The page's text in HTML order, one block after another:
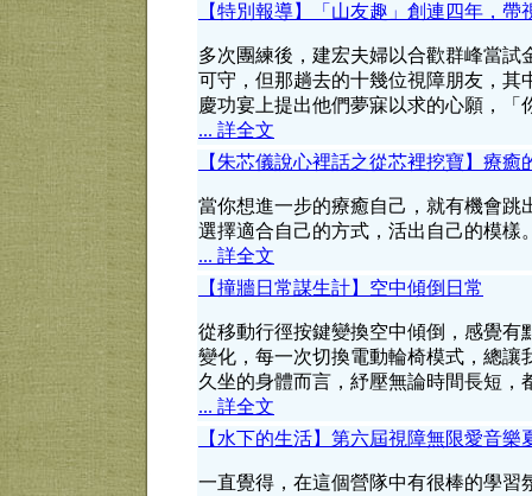
【特別報導】「山友趣」創連四年，
多次團練後，建宏夫婦以合歡群峰當
可守，但那趟去的十幾位視障朋友，
慶功宴上提出他們夢寐以求的心願，「
... 詳全文
【朱芯儀說心裡話之從芯裡挖寶】療
當你想進一步的療癒自己，就有機會
選擇適合自己的方式，活出自己的模樣
... 詳全文
【撞牆日常謀生計】空中傾倒日常
從移動行徑按鍵變換空中傾倒，感覺
變化，每一次切換電動輪椅模式，總
久坐的身體而言，紓壓無論時間長短，
... 詳全文
【水下的生活】第六屆視障無限愛音樂
一直覺得，在這個營隊中有很棒的學